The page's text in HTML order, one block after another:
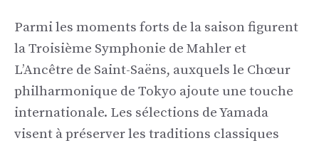
Parmi les moments forts de la saison figurent
la Troisième Symphonie de Mahler et
L’Ancêtre de Saint-Saëns, auxquels le Chœur
philharmonique de Tokyo ajoute une touche
internationale. Les sélections de Yamada
visent à préserver les traditions classiques